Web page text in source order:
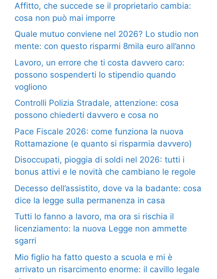
Affitto, che succede se il proprietario cambia:
cosa non può mai imporre
Quale mutuo conviene nel 2026? Lo studio non
mente: con questo risparmi 8mila euro all’anno
Lavoro, un errore che ti costa davvero caro:
possono sospenderti lo stipendio quando
vogliono
Controlli Polizia Stradale, attenzione: cosa
possono chiederti davvero e cosa no
Pace Fiscale 2026: come funziona la nuova
Rottamazione (e quanto si risparmia davvero)
Disoccupati, pioggia di soldi nel 2026: tutti i
bonus attivi e le novità che cambiano le regole
Decesso dell’assistito, dove va la badante: cosa
dice la legge sulla permanenza in casa
Tutti lo fanno a lavoro, ma ora si rischia il
licenziamento: la nuova Legge non ammette
sgarri
Mio figlio ha fatto questo a scuola e mi è
arrivato un risarcimento enorme: il cavillo legale